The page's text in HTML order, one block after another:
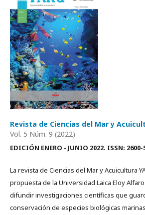
Revista de Ciencias del Mar y
Vol. 5 Núm. 9 (2022)
EDICIÓN ENERO - JUNIO 2022. ISSN: 2600-
La revista de Ciencias del Mar y Acuicultura
propuesta de la Universidad Laica Eloy
difundir investigaciones científicas que
conservación de especies biológicas